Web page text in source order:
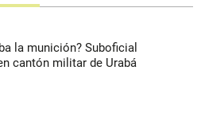
la munición? Suboficial
cantón militar de Urabá